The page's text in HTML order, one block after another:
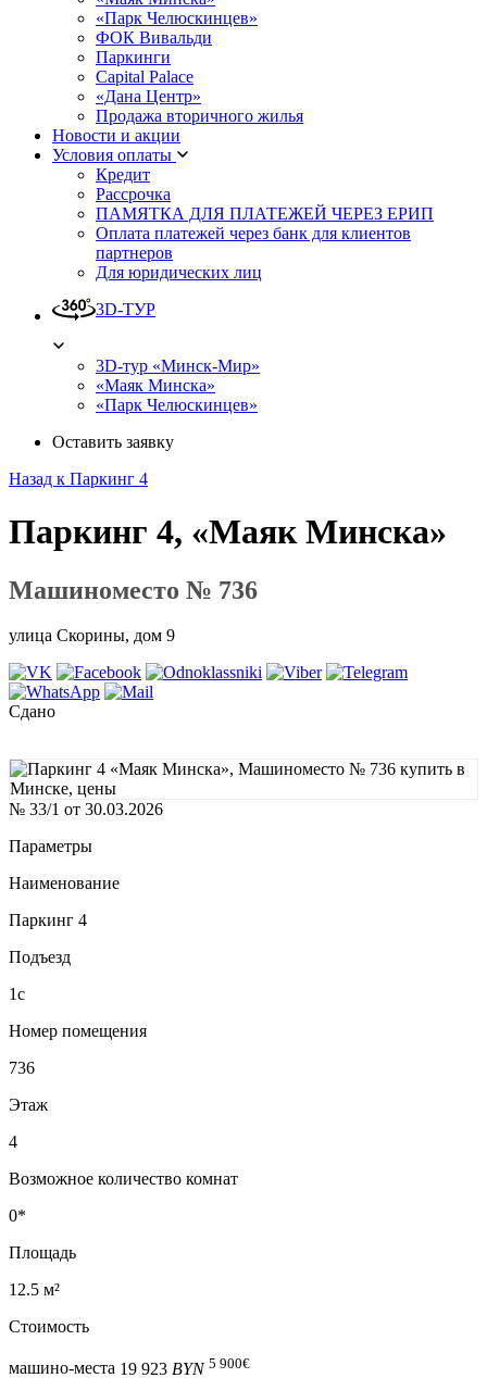
«Парк Челюскинцев»
ФОК Вивальди
Паркинги
Capital Palace
«Дана Центр»
Продажа вторичного жилья
Новости и акции
Условия оплаты
Кредит
Рассрочка
ПАМЯТКА ДЛЯ ПЛАТЕЖЕЙ ЧЕРЕЗ ЕРИП
Оплата платежей через банк для клиентов
партнеров
Для юридических лиц
3D-ТУР
3D-тур «Минск-Мир»
«Маяк Минска»
«Парк Челюскинцев»
Оставить заявку
Назад к Паркинг 4
Паркинг 4, «Маяк Минска»
Машиноместо № 736
улица Скорины, дом 9
Сдано
№ 33/1 от 30.03.2026
Параметры
Наименование
Паркинг 4
Подъезд
1с
Номер помещения
736
Этаж
4
Возможное количество комнат
0*
Площадь
12.5 м²
Стоимость
машино-места 19 923 BYN 5 900€